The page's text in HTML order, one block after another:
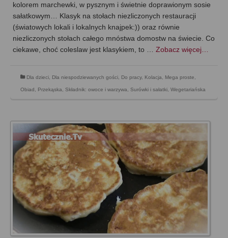
kolorem marchewki, w pysznym i świetnie doprawionym sosie
sałatkowym… Klasyk na stołach niezliczonych restauracji
(światowych lokali i lokalnych knajpek:)) oraz równie
niezliczonych stołach całego mnóstwa domostw na świecie. Co
ciekawe, choć coleslaw jest klasykiem, to … Zobacz więcej…
Dla dzieci, Dla niespodziewanych gości, Do pracy, Kolacja, Mega proste,
Obiad , Przekąska, Składnik: owoce i warzywa, Surówki i sałatki, Wegetariańska